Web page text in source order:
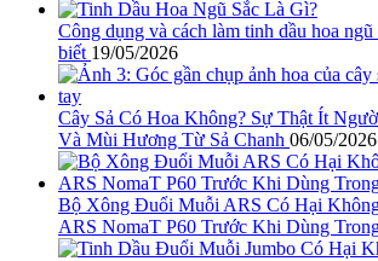
Công dụng và cách làm tinh dầu hoa ngũ
biết 19/05/2026
Cây Sả Có Hoa Không? Sự Thật Ít
Và Mùi Hương Từ Sả Chanh 06/05/2026
Bộ Xông Đuổi Muỗi ARS Có Hại
ARS NomaT P60 Trước Khi Dùng